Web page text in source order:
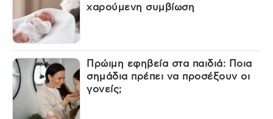
χαρούμενη συμβίωση
Πρώιμη εφηβεία στα παιδιά: Ποια
σημάδια πρέπει να προσέξουν οι
γονείς;